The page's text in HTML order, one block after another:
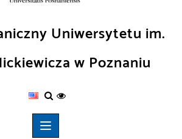
Uniwersytetu im.
w Poznaniu